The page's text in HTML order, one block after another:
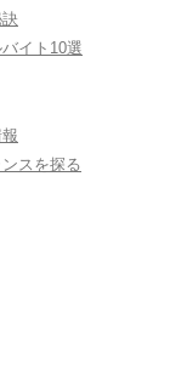
イト10選
スを探る